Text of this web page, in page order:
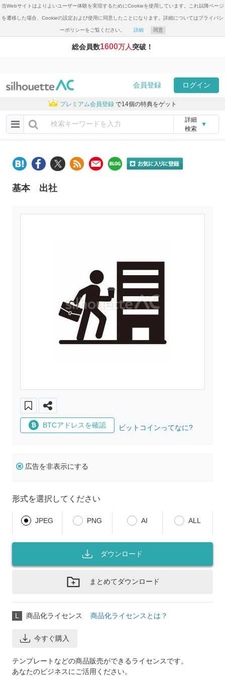
当Webサイトはよりよいユーザー体験を実現するためにCookieを使用しています。これ以降ページ
を遷移した場合、Cookieの設定および使用に同意したことになります。詳細についてはプライバシ
ーポリシーをご覧ください。 詳細 同意
総会員数1600万人突破！
会員登録 ログイン
プレミアム会員登録 で14個の特典をゲット
詳細
検索
▼
基本 出社
BTCアドレスを確認 ビットコインってなに?
広告を非表示にする
形式を選択してください
JPEG PNG AI ALL
ダウンロード
まとめてダウンロード
L 商品化ライセンス 商品化ライセンスとは？
今すぐ購入
テンプレートなどの商品販売ができるライセンスです。
あなたのビジネスにご活用ください。